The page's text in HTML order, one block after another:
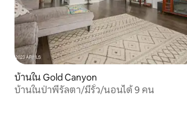
บ้านใน Gold Canyon
บ้านในป่าพีรัลตา/มีรั้ว/นอนได้ 9 คน